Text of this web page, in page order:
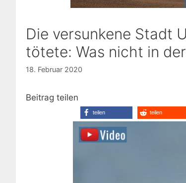
Die versunkene Stadt
tötete: Was nicht in
18. Februar 2020
Beitrag teilen
teilen teilen